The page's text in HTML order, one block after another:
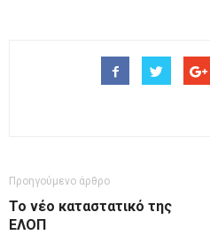
Προηγούμενο άρθρο
Το νέο καταστατικό της
ΕΛΟΠ